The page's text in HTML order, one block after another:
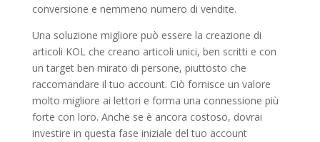
conversione e nemmeno numero di vendite.
Una soluzione migliore può essere la creazione di
articoli KOL che creano articoli unici, ben scritti e con
un target ben mirato di persone, piuttosto che
raccomandare il tuo account. Ciò fornisce un valore
molto migliore ai lettori e forma una connessione più
forte con loro. Anche se è ancora costoso, dovrai
investire in questa fase iniziale del tuo account